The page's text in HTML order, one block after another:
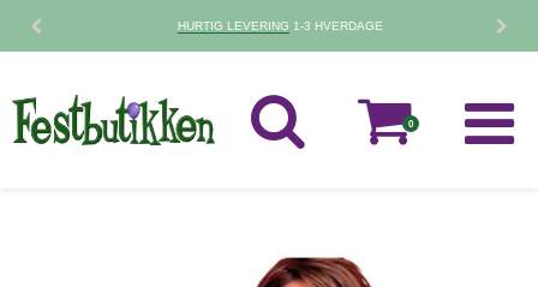
HURTIG LEVERING 1-3 HVERDAGE
0